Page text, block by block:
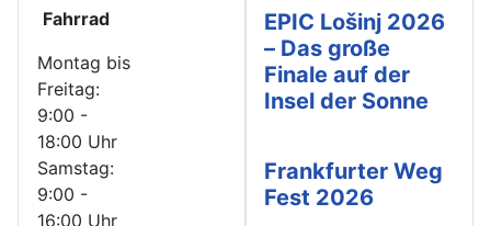
Fahrrad
Montag bis
Freitag:
9:00 -
18:00 Uhr
Samstag:
9:00 -
16:00 Uhr
EPIC Lošinj 2026
– Das große
Finale auf der
Insel der Sonne
Frankfurter Weg
Fest 2026